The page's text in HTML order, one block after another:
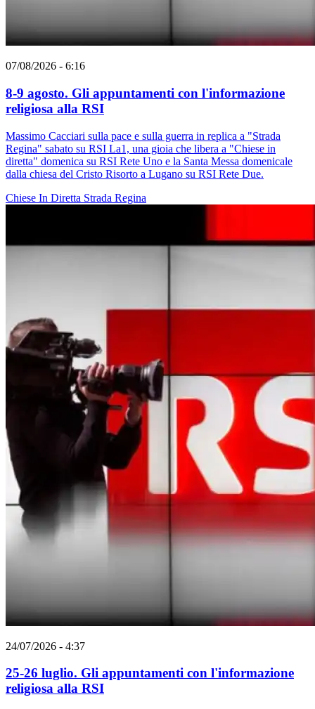
07/08/2026 - 6:16
8-9 agosto. Gli appuntamenti con l'informazione
religiosa alla RSI
Massimo Cacciari sulla pace e sulla guerra in replica a "Strada
Regina" sabato su RSI La1, una gioia che libera a "Chiese in
diretta" domenica su RSI Rete Uno e la Santa Messa domenicale
dalla chiesa del Cristo Risorto a Lugano su RSI Rete Due.
Chiese In Diretta Strada Regina
24/07/2026 - 4:37
25-26 luglio. Gli appuntamenti con l'informazione
religiosa alla RSI